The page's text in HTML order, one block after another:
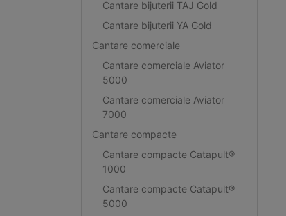
Cantare bijuterii TAJ Gold
Cantare bijuterii YA Gold
Cantare comerciale
Cantare comerciale Aviator
5000
Cantare comerciale Aviator
7000
Cantare compacte
Cantare compacte Catapult®
1000
Cantare compacte Catapult®
5000